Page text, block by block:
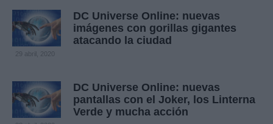
DC Universe Online: nuevas
imágenes con gorillas gigantes
atacando la ciudad
29 abril, 2020
DC Universe Online: nuevas
pantallas con el Joker, los Linterna
Verde y mucha acción